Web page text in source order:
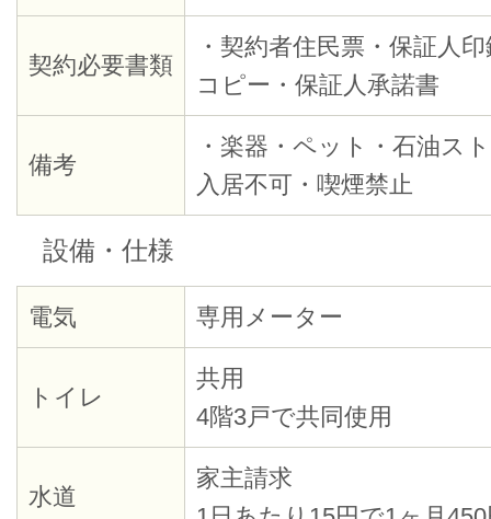
契約必要書類
・契約者住民票・保証人
コピー・保証人承諾書
備考
・楽器・ペット・石油ス
入居不可・喫煙禁止
設備・仕様
電気 専用メーター
トイレ
共用
4階3戸で共同使用
水道
家主請求